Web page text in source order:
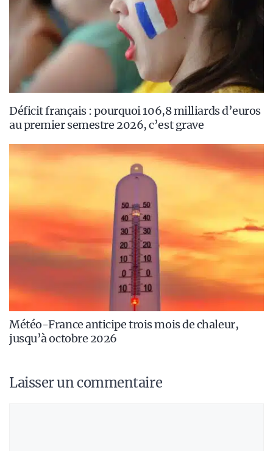
Déficit français : pourquoi 106,8 milliards d’euros
au premier semestre 2026, c’est grave
Météo-France anticipe trois mois de chaleur,
jusqu’à octobre 2026
Laisser un commentaire